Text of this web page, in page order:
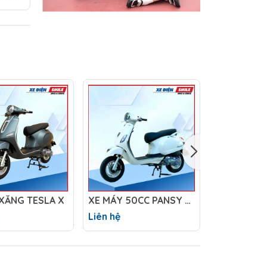
TESLA X
XE MÁY 50CC PANSY XS1
Liên hệ